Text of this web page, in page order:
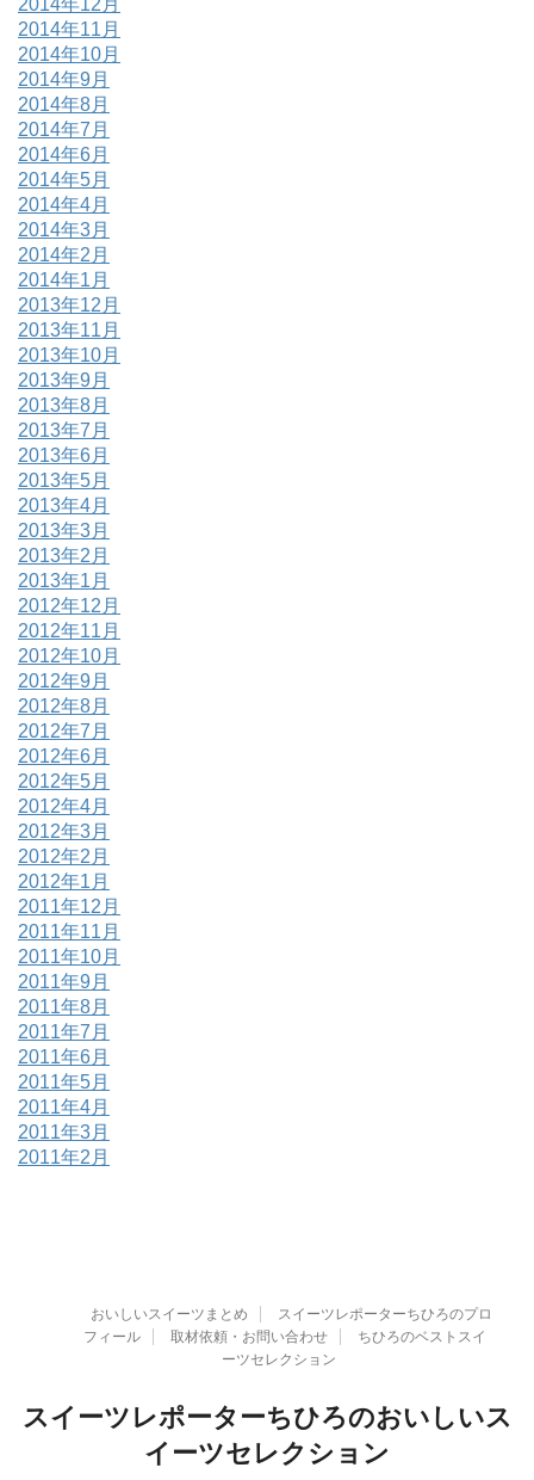
2014年12月
2014年11月
2014年10月
2014年9月
2014年8月
2014年7月
2014年6月
2014年5月
2014年4月
2014年3月
2014年2月
2014年1月
2013年12月
2013年11月
2013年10月
2013年9月
2013年8月
2013年7月
2013年6月
2013年5月
2013年4月
2013年3月
2013年2月
2013年1月
2012年12月
2012年11月
2012年10月
2012年9月
2012年8月
2012年7月
2012年6月
2012年5月
2012年4月
2012年3月
2012年2月
2012年1月
2011年12月
2011年11月
2011年10月
2011年9月
2011年8月
2011年7月
2011年6月
2011年5月
2011年4月
2011年3月
2011年2月
おいしいスイーツまとめ
スイーツレポーターちひろのプロ
フィール
取材依頼・お問い合わせ
ちひろのベストスイ
ーツセレクション
スイーツレポーターちひろのおいしいス
イーツセレクション